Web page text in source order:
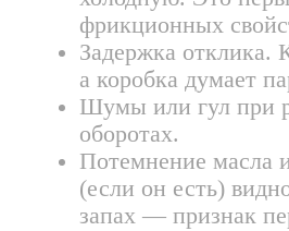
фрикционных
Задержка отклика.
а коробка думает
Шумы или гул при
оборотах.
Потемнение масла
(если он есть)
запах — признак